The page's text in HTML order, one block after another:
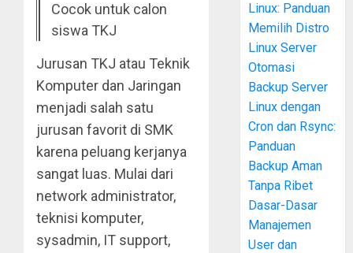
Cocok untuk calon
siswa TKJ
Jurusan TKJ atau Teknik
Komputer dan Jaringan
menjadi salah satu
jurusan favorit di SMK
karena peluang kerjanya
sangat luas. Mulai dari
network administrator,
teknisi komputer,
sysadmin, IT support,
Linux: Panduan
Memilih Distro
Linux Server
Otomasi
Backup Server
Linux dengan
Cron dan Rsync:
Panduan
Backup Aman
Tanpa Ribet
Dasar-Dasar
Manajemen
User dan